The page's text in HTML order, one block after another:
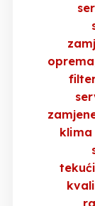
oprema
klima